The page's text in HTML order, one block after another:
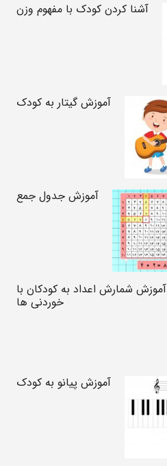
آشنا کردن کودک با مفهوم وزن
آموزش گیتار به کودک
آموزش جدول جمع
آموزش شمارش اعداد به کودکان با
خوردنی ها
آموزش پیانو به کودک